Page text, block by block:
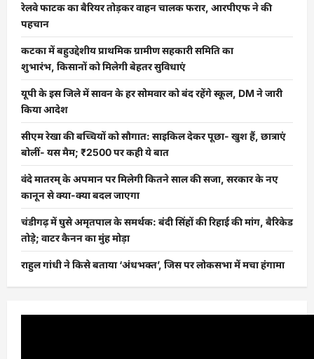
रेलवे फाटक का बैरियर तोड़कर वाहन चालक फरार, आरपीएफ ने की
पहचान
कटका में बहुउद्देशीय प्राथमिक ग्रामीण सहकारी समिति का
शुभारंभ, किसानों को मिलेगी बेहतर सुविधाएं
यूपी के इस जिले में सावन के हर सोमवार को बंद रहेंगे स्कूल, DM ने जारी
किया आदेश
सीएम रेखा की बच्चियों को सौगात: साइकिल देकर पूछा- खुश हैं, छात्राएं
बोलीं- यस मैम; ₹2500 पर कही ये बात
वंदे मातरम् के अपमान पर मिलेगी कितने साल की सजा, सरकार के नए
कानून से क्या-क्या बदल जाएगा
चंडीगढ़ में घुसे अमृतपाल के समर्थक: बंदी सिंहों की रिहाई की मांग, बैरिकेड
तोड़े; वाटर कैनन का मुंह मोड़ा
राहुल गांधी ने किसे बताया ‘अंधभक्त’, जिस पर लोकसभा में मचा हंगामा